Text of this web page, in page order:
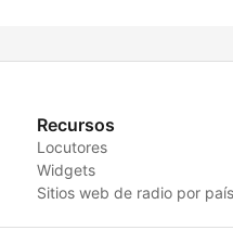
Recursos
Locutores
Widgets
Sitios web de radio por